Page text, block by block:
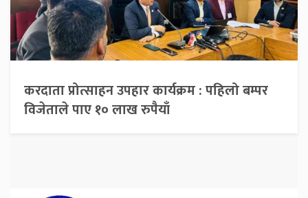
करदाता प्रोत्साहन उपहार कार्यक्रम : पहिलो बम्पर
विजेताले पाए १० लाख रुपैयाँ